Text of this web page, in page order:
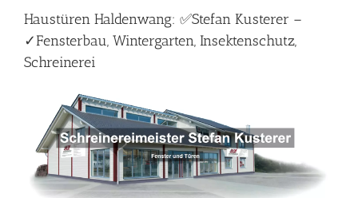
Haustüren Haldenwang: ✅Stefan Kusterer –
✓Fensterbau, Wintergarten, Insektenschutz,
Schreinerei